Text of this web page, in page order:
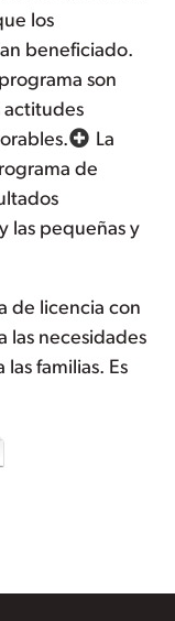
los
beneficiado.
son
actitudes
La
de
las pequeñas y
de licencia con
las necesidades
familias. Es